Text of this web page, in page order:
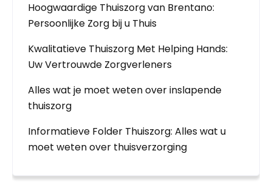
Hoogwaardige Thuiszorg van Brentano:
Persoonlijke Zorg bij u Thuis
Kwalitatieve Thuiszorg Met Helping Hands:
Uw Vertrouwde Zorgverleners
Alles wat je moet weten over inslapende
thuiszorg
Informatieve Folder Thuiszorg: Alles wat u
moet weten over thuisverzorging